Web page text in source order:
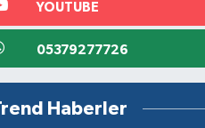
YOUTUBE
05379277726
Haberler